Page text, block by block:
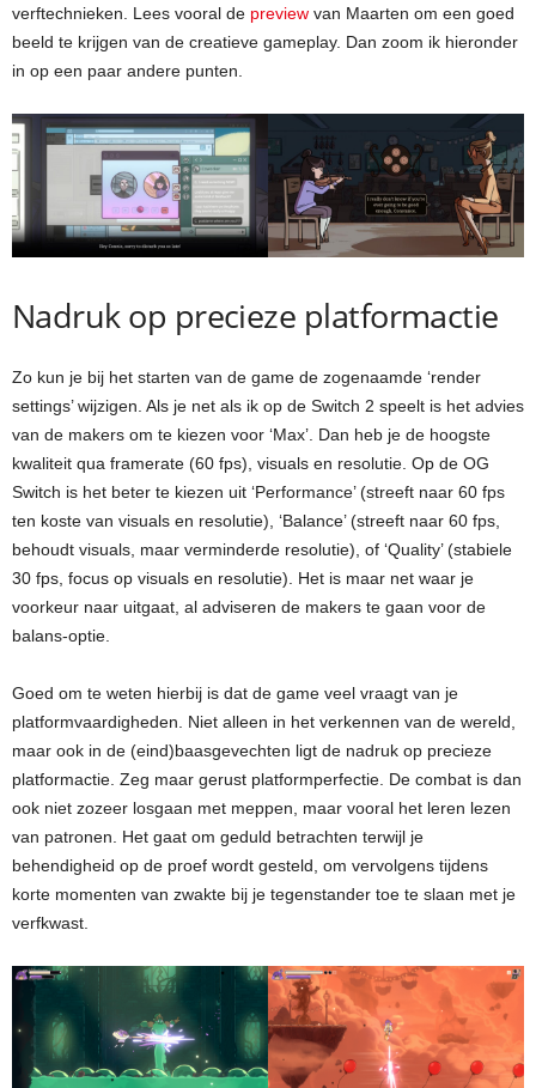
verftechnieken. Lees vooral de preview van Maarten om een goed
beeld te krijgen van de creatieve gameplay. Dan zoom ik hieronder
in op een paar andere punten.
Nadruk op precieze platformactie
Zo kun je bij het starten van de game de zogenaamde ‘render
settings’ wijzigen. Als je net als ik op de Switch 2 speelt is het advies
van de makers om te kiezen voor ‘Max’. Dan heb je de hoogste
kwaliteit qua framerate (60 fps), visuals en resolutie. Op de OG
Switch is het beter te kiezen uit ‘Performance’ (streeft naar 60 fps
ten koste van visuals en resolutie), ‘Balance’ (streeft naar 60 fps,
behoudt visuals, maar verminderde resolutie), of ‘Quality’ (stabiele
30 fps, focus op visuals en resolutie). Het is maar net waar je
voorkeur naar uitgaat, al adviseren de makers te gaan voor de
balans-optie.
Goed om te weten hierbij is dat de game veel vraagt van je
platformvaardigheden. Niet alleen in het verkennen van de wereld,
maar ook in de (eind)baasgevechten ligt de nadruk op precieze
platformactie. Zeg maar gerust platformperfectie. De combat is dan
ook niet zozeer losgaan met meppen, maar vooral het leren lezen
van patronen. Het gaat om geduld betrachten terwijl je
behendigheid op de proef wordt gesteld, om vervolgens tijdens
korte momenten van zwakte bij je tegenstander toe te slaan met je
verfkwast.